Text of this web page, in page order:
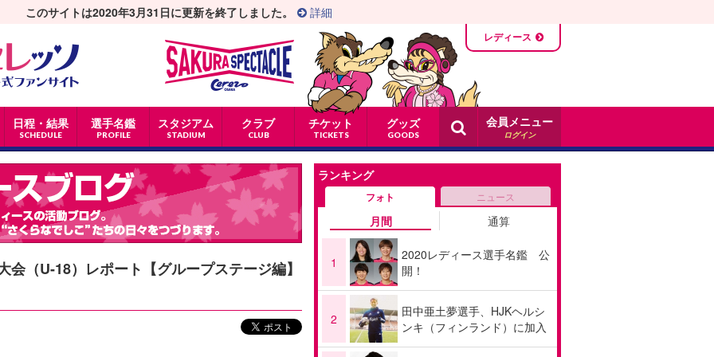
日程・結果
SCHEDULE
選手名鑑
PROFILE
スタジアム
STADIUM
クラブ
CLUB
チケット
TICKETS
グッズ
GOODS
このサイトは2020年3月31日に更新を終了しました。 詳細
レディース
会員メニュー
ログイン
（U-18）レポート【グループステージ編】
ランキング
フォト ニュース
月間 通算
1
2020レディース選手名鑑 公
開！
2
田中亜土夢選手、HJKヘルシ
ンキ（フィンランド）に加入